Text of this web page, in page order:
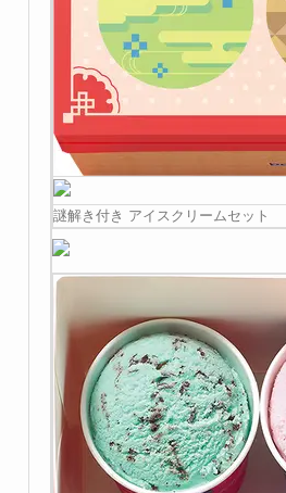
謎解き付き アイスクリームセット